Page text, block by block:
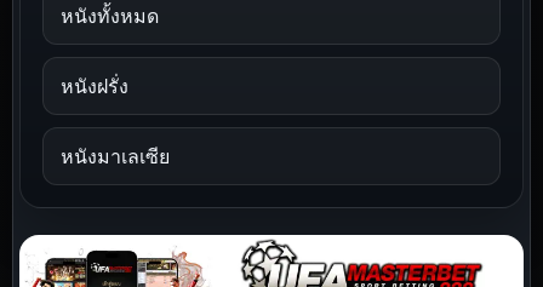
หนังทั้งหมด
หนังฝรั่ง
หนังมาเลเซีย